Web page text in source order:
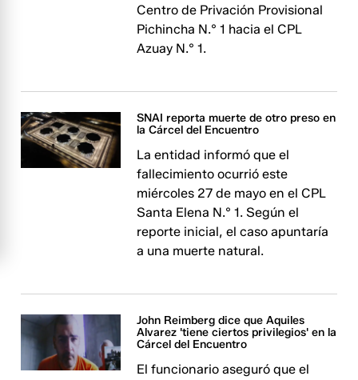
Centro de Privación Provisional
Pichincha N.° 1 hacia el CPL
Azuay N.° 1.
SNAI reporta muerte de otro preso en
la Cárcel del Encuentro
La entidad informó que el
fallecimiento ocurrió este
miércoles 27 de mayo en el CPL
Santa Elena N.° 1. Según el
reporte inicial, el caso apuntaría
a una muerte natural.
John Reimberg dice que Aquiles
Alvarez 'tiene ciertos privilegios' en la
Cárcel del Encuentro
El funcionario aseguró que el